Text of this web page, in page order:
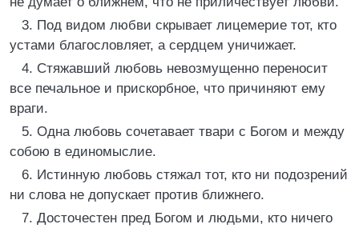
3. Под видом любви скрывает лицемерие тот, кто
устами благословляет, а сердцем уничижает.
4. Стяжавший любовь невозмущенно переносит
все печальное и прискорбное, что причиняют ему
враги.
5. Одна любовь сочетавает твари с Богом и между
собою в единомыслие.
6. Истинную любовь стяжал тот, кто ни подозрений
ни слова не допускает против ближнего.
7. Досточестен пред Богом и людьми, кто ничего